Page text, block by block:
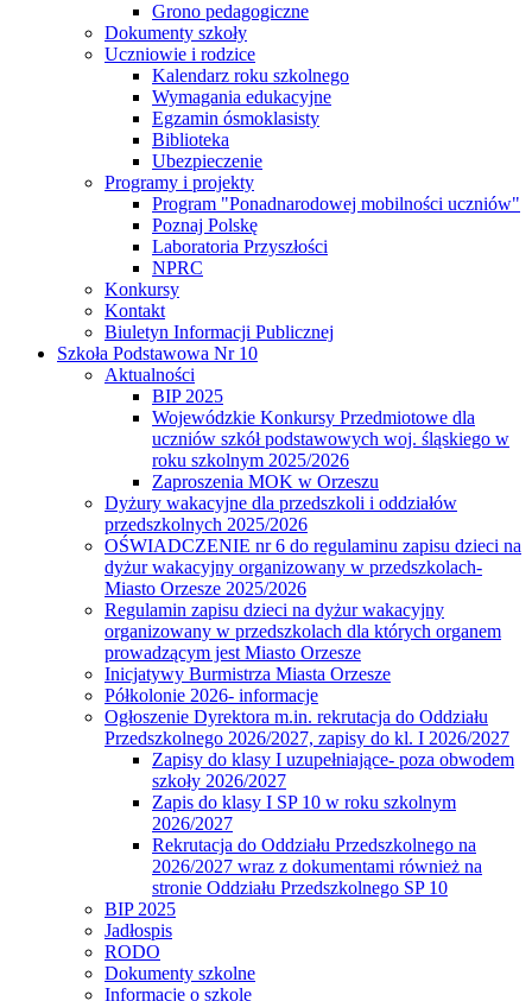
Grono pedagogiczne
Dokumenty szkoły
Uczniowie i rodzice
Kalendarz roku szkolnego
Wymagania edukacyjne
Egzamin ósmoklasisty
Biblioteka
Ubezpieczenie
Programy i projekty
Program "Ponadnarodowej mobilności uczniów"
Poznaj Polskę
Laboratoria Przyszłości
NPRC
Konkursy
Kontakt
Biuletyn Informacji Publicznej
Szkoła Podstawowa Nr 10
Aktualności
BIP 2025
Wojewódzkie Konkursy Przedmiotowe dla
uczniów szkół podstawowych woj. śląskiego w
roku szkolnym 2025/2026
Zaproszenia MOK w Orzeszu
Dyżury wakacyjne dla przedszkoli i oddziałów
przedszkolnych 2025/2026
OŚWIADCZENIE nr 6 do regulaminu zapisu dzieci na
dyżur wakacyjny organizowany w przedszkolach-
Miasto Orzesze 2025/2026
Regulamin zapisu dzieci na dyżur wakacyjny
organizowany w przedszkolach dla których organem
prowadzącym jest Miasto Orzesze
Inicjatywy Burmistrza Miasta Orzesze
Półkolonie 2026- informacje
Ogłoszenie Dyrektora m.in. rekrutacja do Oddziału
Przedszkolnego 2026/2027, zapisy do kl. I 2026/2027
Zapisy do klasy I uzupełniające- poza obwodem
szkoły 2026/2027
Zapis do klasy I SP 10 w roku szkolnym
2026/2027
Rekrutacja do Oddziału Przedszkolnego na
2026/2027 wraz z dokumentami również na
stronie Oddziału Przedszkolnego SP 10
BIP 2025
Jadłospis
RODO
Dokumenty szkolne
Informacje o szkole